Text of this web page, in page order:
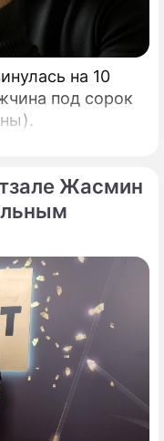
на 10
под сорок
Жасмин